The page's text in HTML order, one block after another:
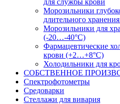
для службы крови
Морозильники
длительного
Морозильники для
(-20…-40°С)
Фармацевтические
крови (+2…+8°С)
Холодильники для
СОБСТВЕННОЕ
Спектрофотометры
Средоварки
Стеллажи для вивария